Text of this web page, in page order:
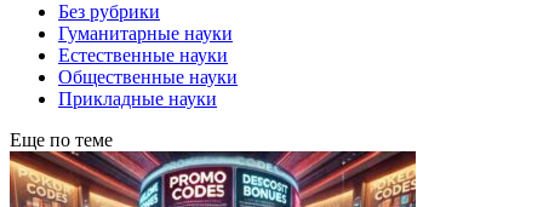
Без рубрики
Гуманитарные науки
Естественные науки
Общественные науки
Прикладные науки
Еще по теме